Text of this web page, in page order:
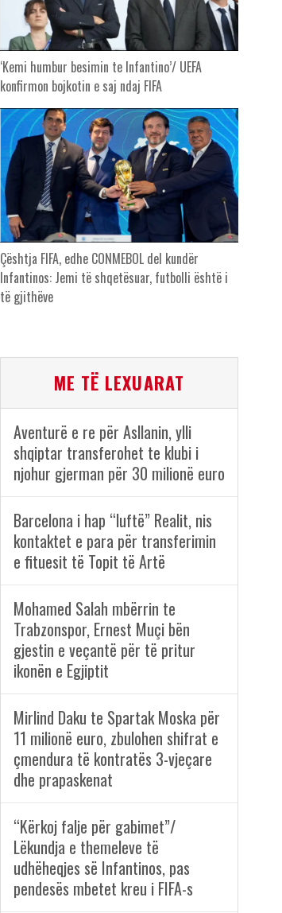
‘Kemi humbur besimin te Infantino’/ UEFA
konfirmon bojkotin e saj ndaj FIFA
Çështja FIFA, edhe CONMEBOL del kundër
Infantinos: Jemi të shqetësuar, futbolli është i
të gjithëve
ME TË LEXUARAT
Aventurë e re për Asllanin, ylli
shqiptar transferohet te klubi i
njohur gjerman për 30 milionë euro
Barcelona i hap “luftë” Realit, nis
kontaktet e para për transferimin
e fituesit të Topit të Artë
Mohamed Salah mbërrin te
Trabzonspor, Ernest Muçi bën
gjestin e veçantë për të pritur
ikonën e Egjiptit
Mirlind Daku te Spartak Moska për
11 milionë euro, zbulohen shifrat e
çmendura të kontratës 3-vjeçare
dhe prapaskenat
“Kërkoj falje për gabimet”/
Lëkundja e themeleve të
udhëheqjes së Infantinos, pas
pendesës mbetet kreu i FIFA-s